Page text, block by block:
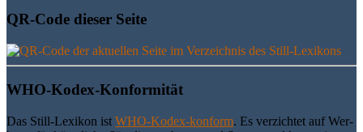
QR-Code die­ser Seite
WHO-Kodex-Kon­for­mi­tät
Das Still-Lexi­kon ist WHO-Kodex-kon­form. Es ver­zich­tet auf Wer­